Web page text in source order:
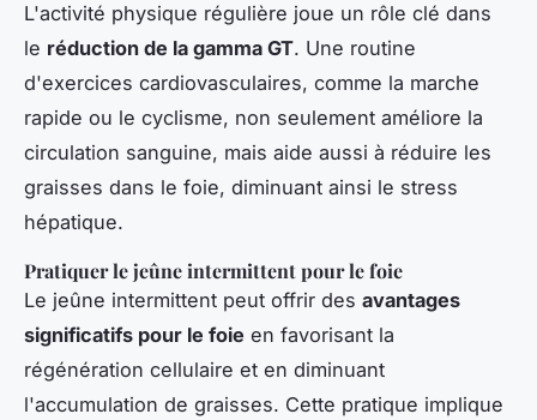
L'activité physique régulière joue un rôle clé dans
le réduction de la gamma GT. Une routine
d'exercices cardiovasculaires, comme la marche
rapide ou le cyclisme, non seulement améliore la
circulation sanguine, mais aide aussi à réduire les
graisses dans le foie, diminuant ainsi le stress
hépatique.
Pratiquer le jeûne intermittent pour le foie
Le jeûne intermittent peut offrir des avantages
significatifs pour le foie en favorisant la
régénération cellulaire et en diminuant
l'accumulation de graisses. Cette pratique implique